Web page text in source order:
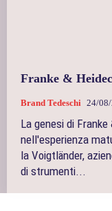
Franke &
Brand Tedeschi 24/
La genesi di
nell'esperienza
la Voigtländer,
di strumenti...